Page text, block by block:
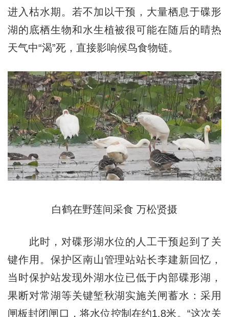
进入枯水期。若不加以干预，大量栖息于碟形
湖的底栖生物和水生植被很可能在随后的晴热
天气中“渴”死，直接影响候鸟食物链。
白鹤在野莲间采食 万松贤摄
此时，对碟形湖水位的人工干预起到了关
键作用。保护区南山管理站站长李建新回忆，
当时保护站发现外湖水位已低于内部碟形湖，
果断对常湖等关键堑秋湖实施关闸蓄水：采用
闸板封闭闸口，将水位控制在约1.8米。“这次关